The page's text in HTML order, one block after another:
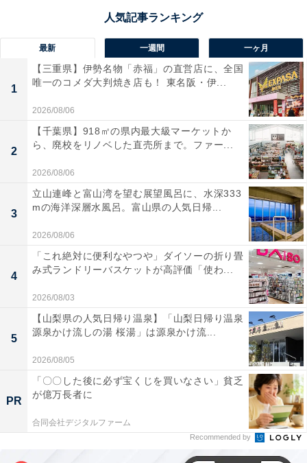
最新 一週間 一ヶ月
1
【三重県】伊勢名物「赤福」の直営店に、全国
唯一のコメダ大判焼き店も！ 東名阪・伊...
2026/08/06
2
【千葉県】918㎡の県内最大級マーケットか
ら、廃校をリノベした直売所まで。ファー...
2026/08/06
3
立山連峰と富山湾を望む展望風呂に、水深333
mの海洋深層水風呂。富山県の人気日帰...
2026/08/06
4
「これ絶対に便利なやつや」ダイソーの折り畳
み式ランドリーバスケットが高評価「使わ...
2026/08/03
5
【山梨県の人気日帰り温泉】「山梨日帰り温泉
源泉かけ流しの湯 桜湯」は源泉かけ流...
2026/08/05
PR
「〇〇した後に必ず宝くじを買いなさい」貧乏
が億万長者に
合同会社デジタルファーム
Recommended by